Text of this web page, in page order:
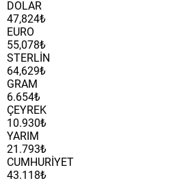
DOLAR
47,824₺
EURO
55,078₺
STERLİN
64,629₺
GRAM
6.654₺
ÇEYREK
10.930₺
YARIM
21.793₺
CUMHURİYET
43.118₺